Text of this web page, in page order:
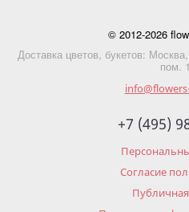
© 2012-2026
Доставка цветов, букетов:
пом.
+7 (495)
Согласие